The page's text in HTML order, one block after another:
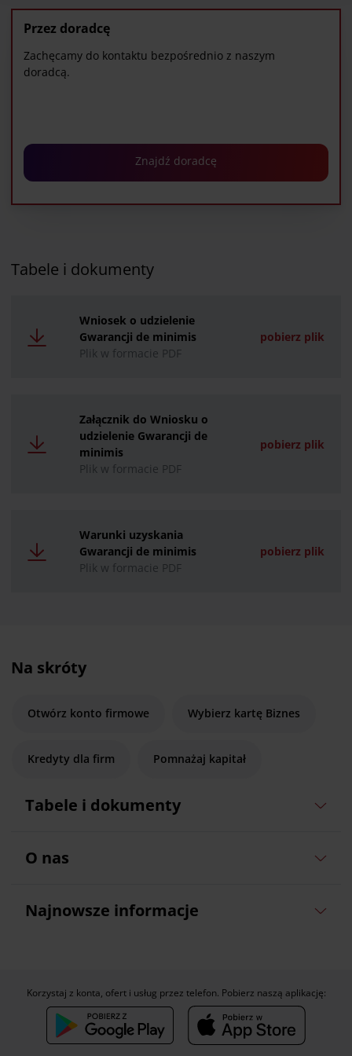
Przez doradcę
Zachęcamy do kontaktu bezpośrednio z naszym
doradcą.
Znajdź doradcę
Tabele i dokumenty
Wniosek o udzielenie
Gwarancji de minimis
Plik w formacie PDF
pobierz plik
Załącznik do Wniosku o
udzielenie Gwarancji de
minimis
Plik w formacie PDF
pobierz plik
Warunki uzyskania
Gwarancji de minimis
Plik w formacie PDF
pobierz plik
Na skróty
Otwórz konto firmowe Wybierz kartę Biznes
Kredyty dla firm Pomnażaj kapitał
Tabele i dokumenty
O nas
Najnowsze informacje
Korzystaj z konta, ofert i usług przez telefon. Pobierz naszą aplikację: